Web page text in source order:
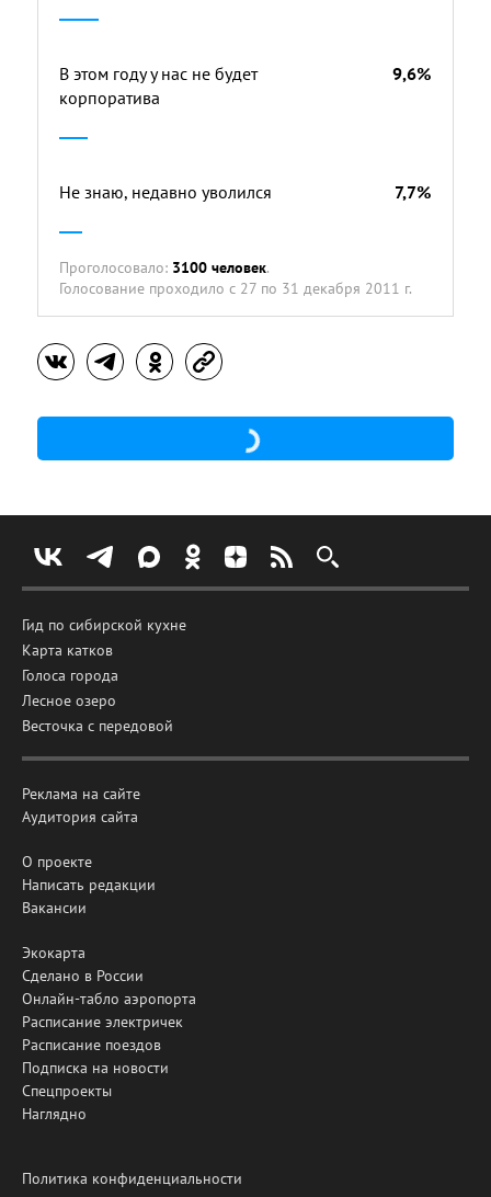
В этом году у нас не будет
корпоратива
9,6%
Не знаю, недавно уволился 7,7%
Проголосовало: 3100 человек.
Голосование проходило с 27 по 31 декабря 2011 г.
Гид по сибирской кухне
Карта катков
Голоса города
Лесное озеро
Весточка с передовой
Реклама на сайте
Аудитория сайта
О проекте
Написать редакции
Вакансии
Экокарта
Сделано в России
Онлайн-табло аэропорта
Расписание электричек
Расписание поездов
Подписка на новости
Спецпроекты
Наглядно
Политика конфиденциальности